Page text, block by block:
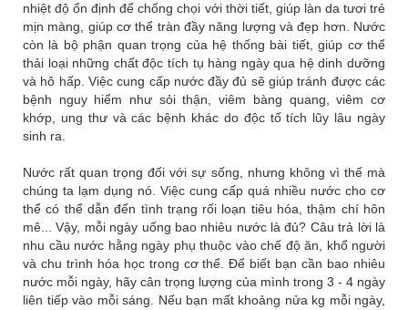
nhiệt độ ổn định để chống chọi với thời tiết, giúp làn da tươi trẻ
mịn màng, giúp cơ thể tràn đầy năng lượng và đẹp hơn. Nước
còn là bộ phận quan trọng của hệ thống bài tiết, giúp cơ thể
thải loại những chất độc tích tụ hàng ngày qua hệ dinh dưỡng
và hô hấp. Việc cung cấp nước đầy đủ sẽ giúp tránh được các
bệnh nguy hiểm như sỏi thận, viêm bàng quang, viêm cơ
khớp, ung thư và các bệnh khác do độc tố tích lũy lâu ngày
sinh ra.
Nước rất quan trọng đối với sự sống, nhưng không vì thế mà
chúng ta lạm dụng nó. Việc cung cấp quá nhiều nước cho cơ
thể có thể dẫn đến tình trạng rối loạn tiêu hóa, thậm chí hôn
mê... Vậy, mỗi ngày uống bao nhiêu nước là đủ? Câu trả lời là
nhu cầu nước hằng ngày phụ thuộc vào chế độ ăn, khổ người
và chu trình hóa học trong cơ thể. Để biết bạn cần bao nhiêu
nước mỗi ngày, hãy cân trọng lượng của mình trong 3 - 4 ngày
liên tiếp vào mỗi sáng. Nếu bạn mất khoảng nửa kg mỗi ngày,